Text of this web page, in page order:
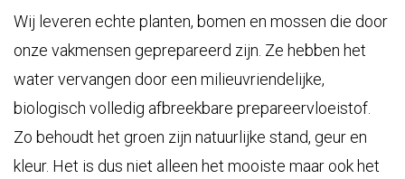
Wij leveren echte planten, bomen en mossen die door
onze vakmensen geprepareerd zijn. Ze hebben het
water vervangen door een milieuvriendelijke,
biologisch volledig afbreekbare prepareervloeistof.
Zo behoudt het groen zijn natuurlijke stand, geur en
kleur. Het is dus niet alleen het mooiste maar ook het